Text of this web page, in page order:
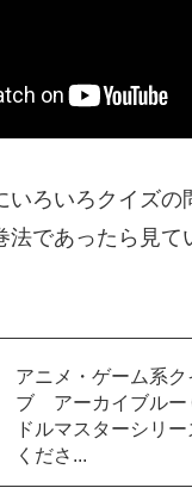
いろいろクイズの
法であったら見て
アニメ・ゲーム系ク
ブ アーカイブルー
ドルマスターシリ
くださ...